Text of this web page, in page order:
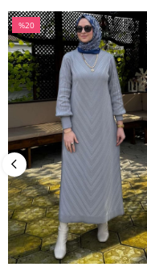
%20
İndirim
%20İndirim